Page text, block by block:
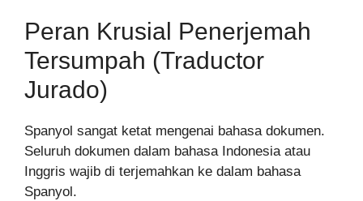
Peran Krusial Penerjemah
Tersumpah (Traductor
Jurado)
Spanyol sangat ketat mengenai bahasa dokumen.
Seluruh dokumen dalam bahasa Indonesia atau
Inggris wajib di terjemahkan ke dalam bahasa
Spanyol.